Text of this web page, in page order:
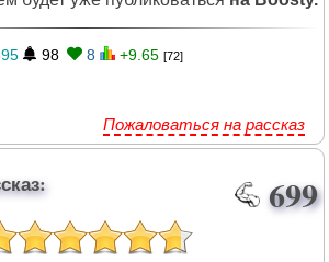
98 8 +9.65 [72]
Пожаловаться на рассказ
699